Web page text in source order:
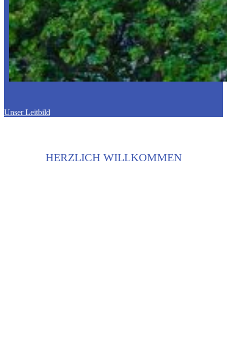
Unser Leitbild
HERZLICH WILLKOMMEN